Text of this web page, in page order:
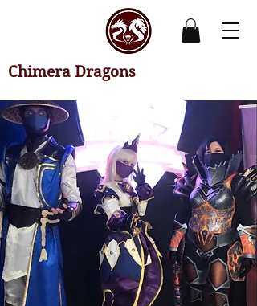
Chimera Dragons